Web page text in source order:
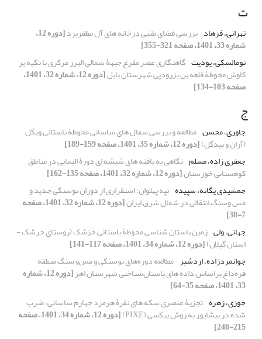
ت
تهرانی، فرهاد بررسی فضای طنبی درخانه های آل مظفریزد [دوره 12،
شماره 33، 1401، صفحه 321-355]
تومالسکی، یودیت گاهنگاری عصر مفرغ جبهۀ شمالی البرز مرکزی با تکیه بر
کاوش محوطۀ قلعه بن بزرودپی شهرستان بابل [دوره 12، شماره 32، 1401،
صفحه 103-134]
ج
جاوری، محسن مطالعه و بررسی سفال های ساسانی محوطۀ باستانی ویگل
(آران و بیدگل)[دوره 12، شماره 35، 1401، صفحه 159-189]
جعفری زاده، مسلم نگاهی به یافته های شیشه ای دورۀ الیمایی در مناطق
کوهستانی خوزستان[دوره 12، شماره 32، 1401، صفحه 135-162]
جمشیدی یگانه، سپیده تپه پهلوان؛ استقراری از دوران نوسنگی جدید و
مس وسنگ انتقالی در شمال شرق ایران [دوره 12، شماره 32، 1401، صفحه
7-30]
جهانی، ولی زمین باستان شناسی محوطۀ باستانی خَرَشک (روستای خرشک -
استان گیلان)[دوره 12، شماره 34، 1401، صفحه 117-141]
جوانمردزاده، اردشیر مطالعه دوره‌های نوسنگی و مس‌و سنگ منطقه
قره‌داغ براساس داده های باستان‌شناختی شهرستان اهر [دوره 12، شماره
33، 1401، صفحه 35-64]
جوزی، زهره تجزیۀ عنصری سکه های نقرۀ هرمزد چهارم ساسانی، ضرب
شده در بیشاپور به روش پیکسی (PIXE) [دوره 12، شماره 34، 1401، صفحه
215-240]